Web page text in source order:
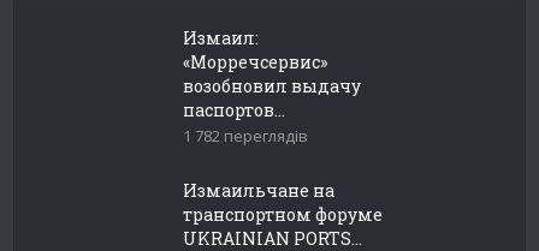
Измаил:
«Морречсервис»
возобновил выдачу
паспортов...
1 782 переглядів
Измаильчане на
транспортном форуме
UKRAINIAN PORTS...